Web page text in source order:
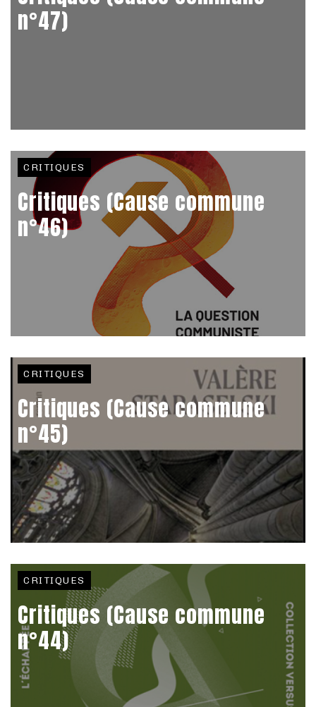
n°47)
CRITIQUES
Critiques (Cause commune
n°46)
CRITIQUES
Critiques (Cause commune
n°45)
CRITIQUES
Critiques (Cause commune
n°44)